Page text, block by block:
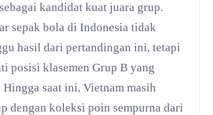
kandidat kuat juara grup.
sepak bola di Indonesia tidak
hasil dari pertandingan ini, tetapi
posisi klasemen Grup B yang
Hingga saat ini, Vietnam masih
dengan koleksi poin sempurna dari